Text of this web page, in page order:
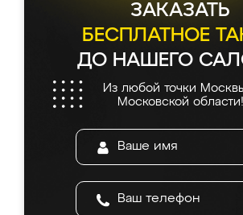
ЗАКАЗАТЬ
БЕСПЛАТНОЕ
ДО НАШЕГО
Из любой точки
Московской области!